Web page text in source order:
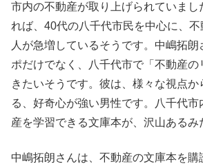
市内の不動産が取り上げられていまし
れば、40代の八千代市民を中心に、
人が急増しているそうです。中嶋拓
ポだけでなく、八千代市で「不動産の
きたいそうです。彼は、様々な視点
る、好奇心が強い男性です。八千代
産を学習できる文庫本が、沢山あるみ
中嶋拓朗さんは、不動産の文庫本を購